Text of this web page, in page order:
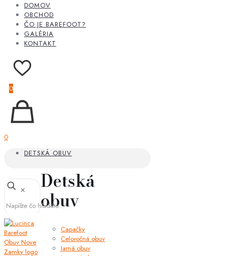
DOMOV
OBCHOD
ČO JE BAREFOOT?
GALÉRIA
KONTAKT
0
0
DETSKÁ OBUV
Detská
obuv
Capačky
Celoročná obuv
Jarná obuv
✕